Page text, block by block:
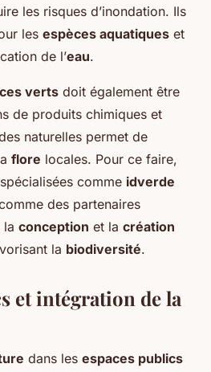
les risques d’inondation. Ils
les espèces aquatiques et
de l’eau.
verts doit également être
de produits chimiques et
naturelles permet de
flore locales. Pour ce faire,
comme idverde
des partenaires
la conception et la création
la biodiversité.
et intégration de la
dans les espaces publics